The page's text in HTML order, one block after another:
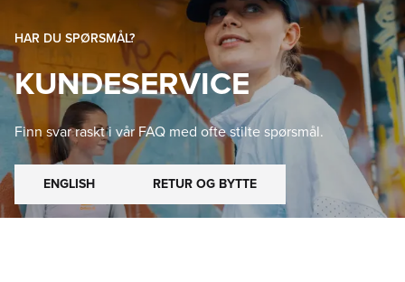
HAR DU SPØRSMÅL?
KUNDESERVICE
Finn svar raskt i vår FAQ med ofte stilte spørsmål.
ENGLISH RETUR OG BYTTE